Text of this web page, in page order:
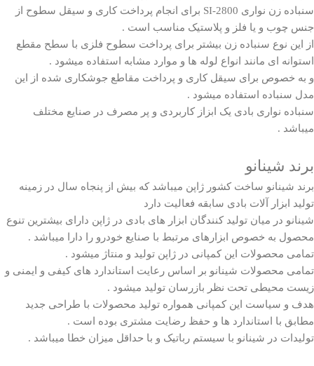
سنباده زن نواری SI-2800 برای انجام پرداخت کاری و سیقل سطوح از
جنس چوب و یا فلز و پلاستیک مناسب است .
از این نوع سنباده زن بیشتر برای پرداخت سطوح فلزی با سطح مقطع
استوانه ای مانند انواع لوله ها و موارد مشابه استفاده میشود .
و به خصوص برای سیقل کاری و پرداخت مقاطع جوشکاری شده از این
مدل سنباده استفاده میشود .
سنباده نواری بادی یک ابزاز کاربردی و پر مصرف در صنایع مختلف
میباشد .
برند شینانو
برند شینانو ساخت کشور ژاپن میباشد که بیش از پنجاه سال در زمینه
تولید ابزار آلات بادی سابقه فعالیت دارد
شینانو در میان تولید کنندگان ابزار های بادی در ژاپن دارای بیشترین تنوع
محصول به خصوص ابزارهای مرتبط با صنایع خودرو را دارا میباشد .
تمامی محصولات این کمپانی در ژاپن تولید و منتاژ میشود .
تمامی محصولات شینانو بر اساس رعایت استاندارد های کیفی و ایمنی و
زیست محیطی تحت نظر بازرسان تولید میشود .
هدف و سیاست این کمپانی همواره تولید محصولات با طراحی جدید
مطابق با استاندارد ها و حفظ رضایت مشتری بوده است .
تولیدات در شینانو با سیستم رباتیک و با حداقل میزان خطا میباشد .